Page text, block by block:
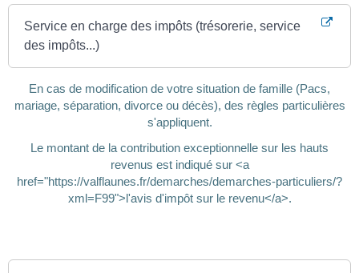
Service en charge des impôts (trésorerie, service
des impôts...)
En cas de modification de votre situation de famille (Pacs,
mariage, séparation, divorce ou décès), des règles particulières
s'appliquent.
Le montant de la contribution exceptionnelle sur les hauts
revenus est indiqué sur <a
href="https://valflaunes.fr/demarches/demarches-particuliers/?
xml=F99">l'avis d'impôt sur le revenu</a>.